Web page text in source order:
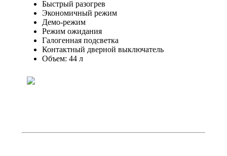
Быстрый разогрев
Экономичный режим
Демо-режим
Режим ожидания
Галогенная подсветка
Контактный дверной выключатель
Объем: 44 л